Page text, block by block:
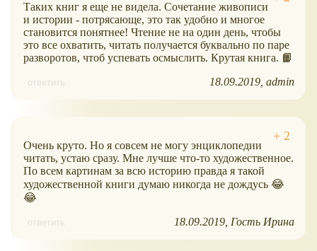
Таких книг я еще не видела. Сочетание живописи
и истории - потрясающе, это так удобно и многое
становится понятнее! Чтение не на один день, чтобы
это все охватить, читать получается буквально по паре
разворотов, чтоб успевать осмыслить. Крутая книга. 📙
ответить 18.09.2019 admin
Очень круто. Но я совсем не могу энциклопедии
читать, устаю сразу. Мне лучше что-то художественное.
По всем картинам за всю историю правда я такой
художественной книги думаю никогда не дождусь 😂
😂
ответить 18.09.2019 Гость Ирина